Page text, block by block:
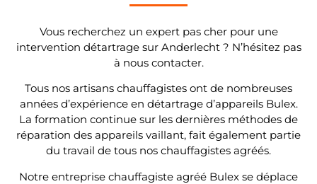
Vous recherchez un expert pas cher pour une
intervention détartrage sur Anderlecht ? N’hésitez pas
à nous contacter.
Tous nos artisans chauffagistes ont de nombreuses
années d’expérience en détartrage d’appareils Bulex.
La formation continue sur les dernières méthodes de
réparation des appareils vaillant, fait également partie
du travail de tous nos chauffagistes agréés.
Notre entreprise chauffagiste agréé Bulex se déplace